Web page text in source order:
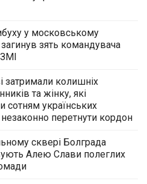
у московському
загинув зять командувача
затримали колишніх
та жінку, які
сотням українських
незаконно перетнути кордон
сквері Болграда
Алею Слави полеглих